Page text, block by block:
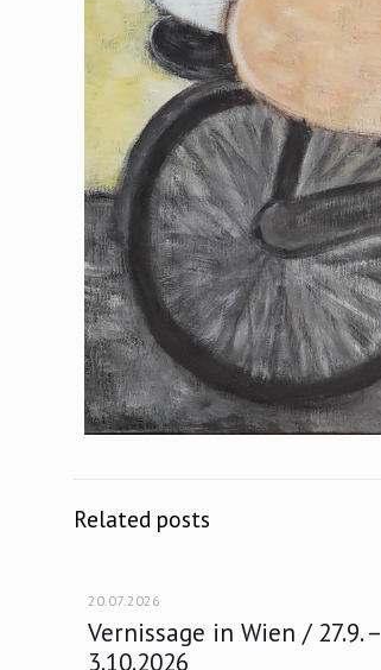
Related posts
20.07.2026
Vernissage in Wien / 27.9. –
3.10.2026